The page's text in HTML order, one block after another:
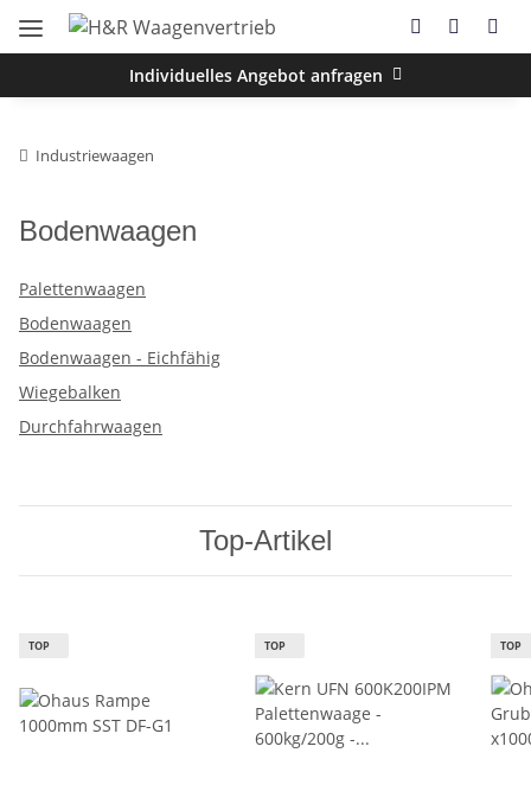
Individuelles Angebot anfragen
Industriewaagen
Bodenwaagen
Palettenwaagen
Bodenwaagen
Bodenwaagen - Eichfähig
Wiegebalken
Durchfahrwaagen
Top-Artikel
TOP TOP TOP